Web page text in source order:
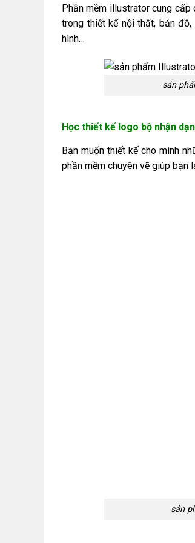
Phần mềm illustrator cung
trong thiết kế nội thất, bản
hình…
sản
Học thiết kế logo bộ nhận
Bạn muốn thiết kế cho mình
phần mềm chuyên vẽ giúp bạn
sản